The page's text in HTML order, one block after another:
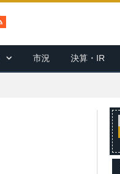
R
S
市況 決算・IR